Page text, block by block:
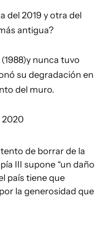
del 2019 y otra del
antigua?
nunca tuvo
su degradación en
del muro.
2020
de borrar de la
III supone “un daño
país tiene que
la generosidad que